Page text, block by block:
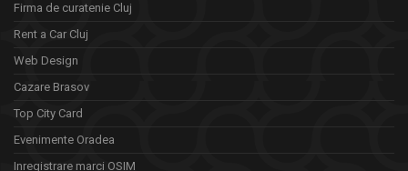
Firma de curatenie Cluj
Rent a Car Cluj
Web Design
Cazare Brasov
Top City Card
Evenimente Oradea
Inregistrare marci OSIM